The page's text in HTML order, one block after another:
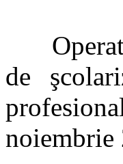
de
noiembrie